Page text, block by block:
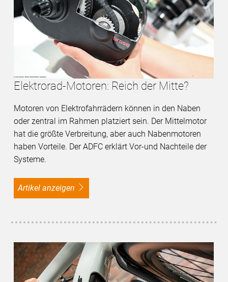
Elektrorad-Motoren: Reich der Mitte?
Motoren von Elektrofahrrädern können in den Naben
oder zentral im Rahmen platziert sein. Der Mittelmotor
hat die größte Verbreitung, aber auch Nabenmotoren
haben Vorteile. Der ADFC erklärt Vor-und Nachteile der
Systeme.
Artikel anzeigen